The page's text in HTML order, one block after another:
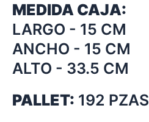
MEDIDA CAJA:
LARGO - 15 CM
ANCHO - 15 CM
ALTO - 33.5 CM
PALLET: 192 PZAS